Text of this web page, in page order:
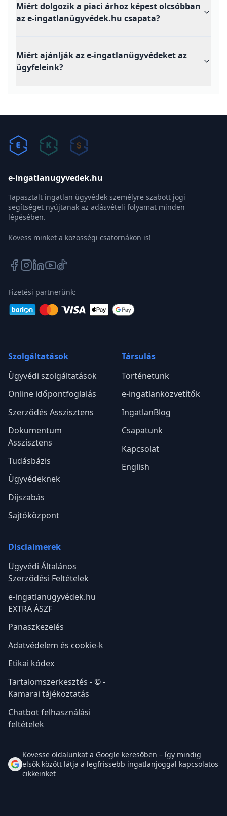
Miért dolgozik a piaci árhoz képest olcsóbban
az e-ingatlanügyvédek.hu csapata?
Miért ajánlják az e-ingatlanügyvédeket az
ügyfeleink?
e-ingatlanugyvedek.hu
Tapasztalt ingatlan ügyvédek személyre szabott jogi
segítséget nyújtanak az adásvételi folyamat minden
lépésében.
Kövess minket a közösségi csatornákon is!
Fizetési partnerünk:
Szolgáltatások
Ügyvédi szolgáltatások
Online időpontfoglalás
Szerződés Asszisztens
Dokumentum
Asszisztens
Tudásbázis
Ügyvédeknek
Díjszabás
Sajtóközpont
Társulás
Történetünk
e-ingatlanközvetítők
IngatlanBlog
Csapatunk
Kapcsolat
English
Disclaimerek
Ügyvédi Általános
Szerződési Feltételek
e-ingatlanügyvédek.hu
EXTRA ÁSZF
Panaszkezelés
Adatvédelem és cookie-k
Etikai kódex
Tartalomszerkesztés - © -
Kamarai tájékoztatás
Chatbot felhasználási
feltételek
Kövesse oldalunkat a Google keresőben – így mindig
elsők között látja a legfrissebb ingatlanjoggal kapcsolatos
cikkeinket